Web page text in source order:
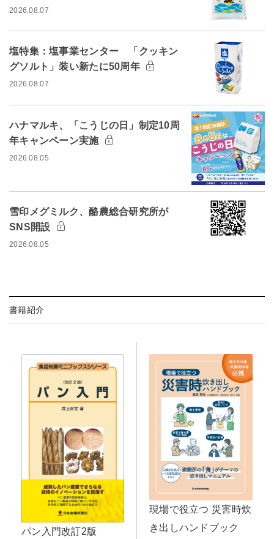
2026.08.07
塩特集：塩事業センター 「クッキン
グソルト」装い新たに50周年
2026.08.07
ハナマルキ、「こうじの日」制定10周
年キャンペーン実施
2026.08.05
雪印メグミルク、酪農総合研究所が
SNS開設
2026.08.05
書籍紹介
パン入門改訂2版
現場で役立つ 災害時炊
き出しハンドブック